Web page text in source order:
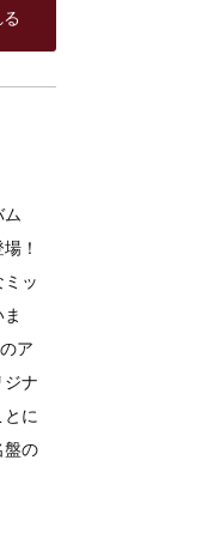
ム
！
ッ
ア
ジナ
に
盤の